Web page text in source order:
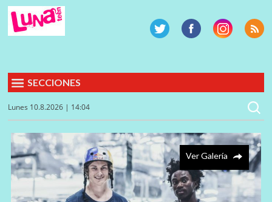
SECCIONES
Lunes 10.8.2026 | 14:04
Ver Galería